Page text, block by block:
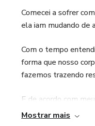
Comecei a sofrer
ela iam mudando de
Com o tempo
forma que nosso
fazemos trazendo
E de acordo com
meus estudos!
Mostrar mais